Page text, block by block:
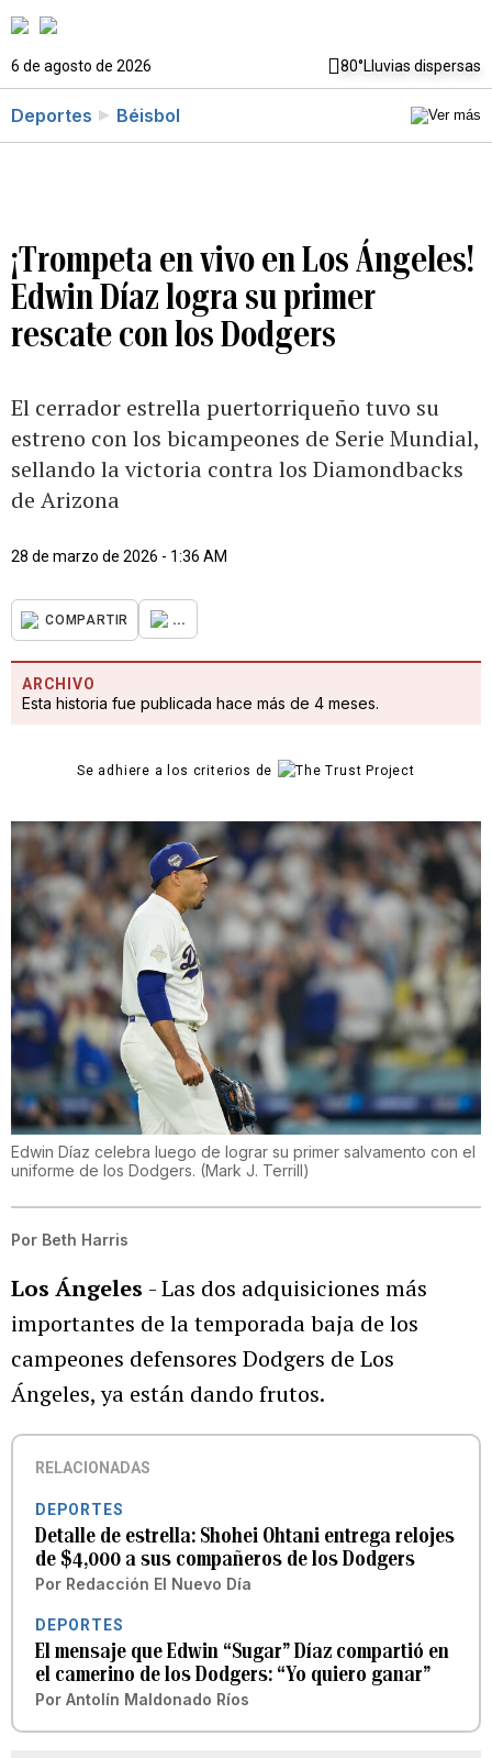
6 de agosto de 2026 80°Lluvias dispersas
Deportes Béisbol
¡Trompeta en vivo en Los Ángeles!
Edwin Díaz logra su primer
rescate con los Dodgers
El cerrador estrella puertorriqueño tuvo su
estreno con los bicampeones de Serie Mundial,
sellando la victoria contra los Diamondbacks
de Arizona
28 de marzo de 2026 - 1:36 AM
COMPARTIR ...
ARCHIVO
Esta historia fue publicada hace más de 4 meses.
Se adhiere a los criterios de
Edwin Díaz celebra luego de lograr su primer salvamento con el
uniforme de los Dodgers. (Mark J. Terrill)
Por Beth Harris
Los Ángeles - Las dos adquisiciones más
importantes de la temporada baja de los
campeones defensores Dodgers de Los
Ángeles, ya están dando frutos.
RELACIONADAS
DEPORTES
Detalle de estrella: Shohei Ohtani entrega relojes
de $4,000 a sus compañeros de los Dodgers
Por Redacción El Nuevo Día
DEPORTES
El mensaje que Edwin “Sugar” Díaz compartió en
el camerino de los Dodgers: “Yo quiero ganar”
Por Antolín Maldonado Ríos